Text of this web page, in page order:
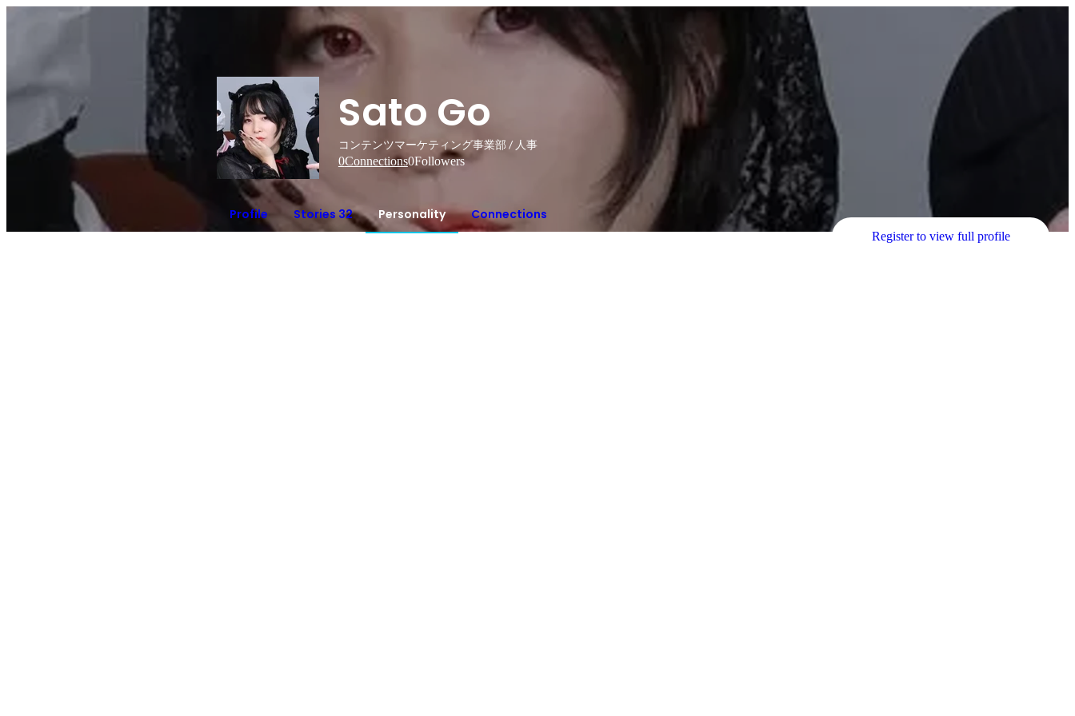
Sato Go
コンテンツマーケティング事業部 / 人事
0Connections0Followers
Profile Stories 32 Personality Connections
Register to view full profile